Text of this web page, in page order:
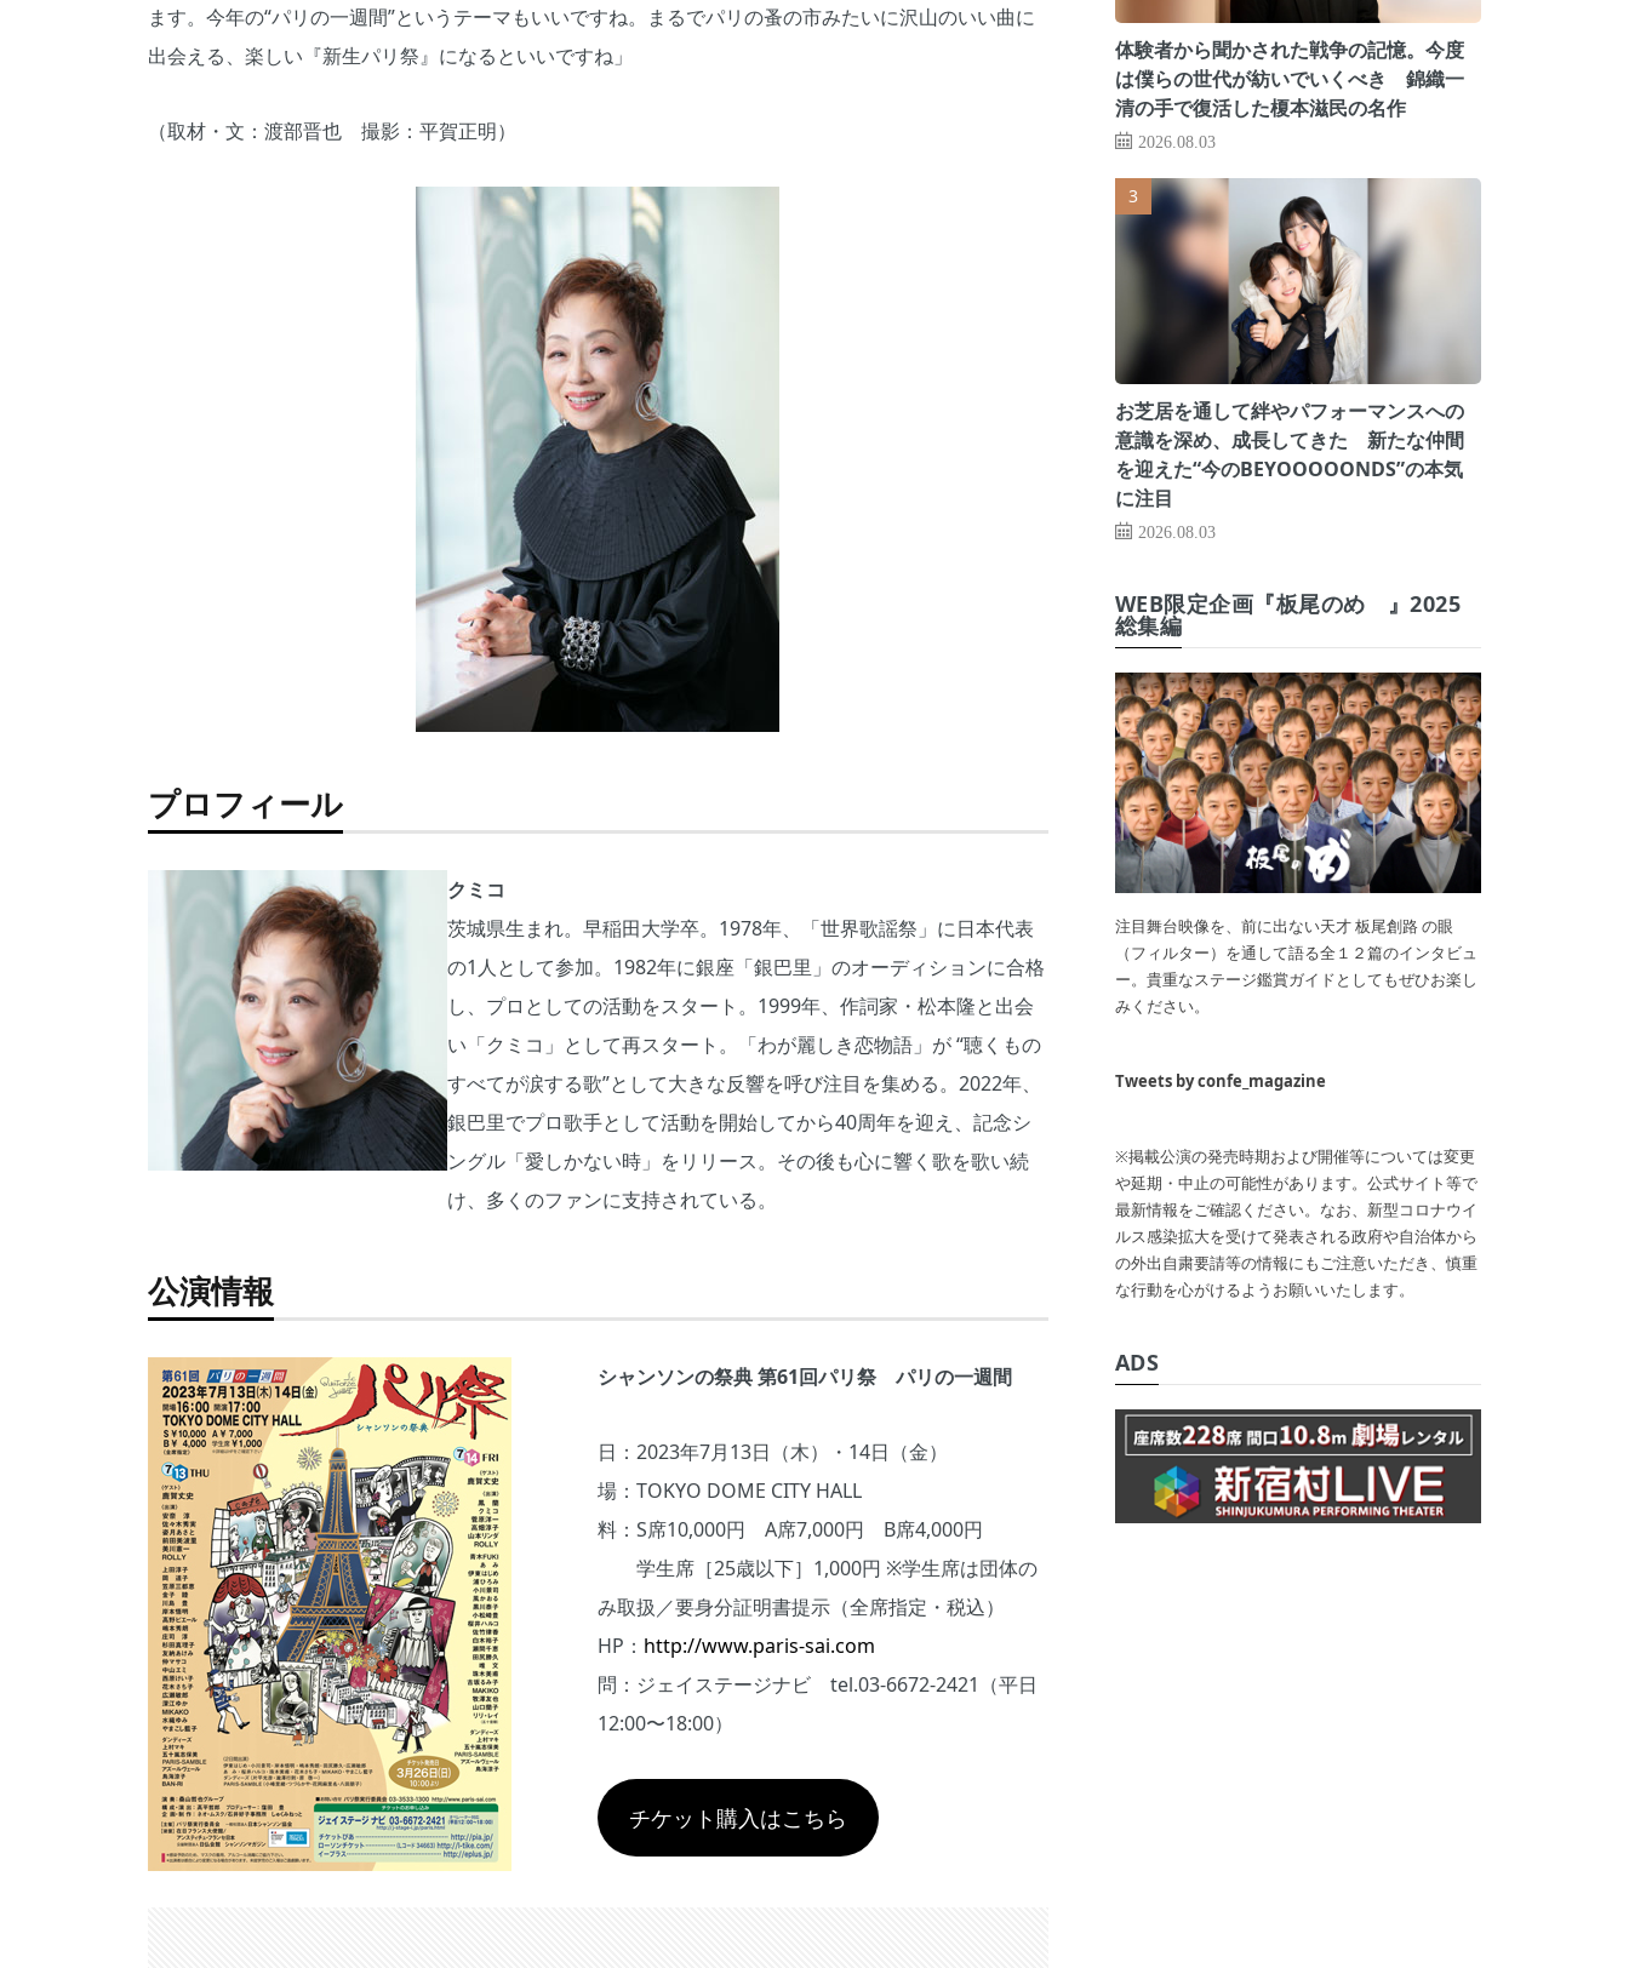
ます。今年の“パリの一週間”というテーマもいいですね。まるでパリの蚤の市みたいに沢山のいい曲に
出会える、楽しい『新生パリ祭』になるといいですね」
（取材・文：渡部晋也 撮影：平賀正明）
プロフィール
クミコ
茨城県生まれ。早稲田大学卒。1978年、「世界歌謡祭」に日本代表
の1人として参加。1982年に銀座「銀巴里」のオーディションに合格
し、プロとしての活動をスタート。1999年、作詞家・松本隆と出会
い「クミコ」として再スタート。「わが麗しき恋物語」が “聴くもの
すべてが涙する歌”として大きな反響を呼び注目を集める。2022年、
銀巴里でプロ歌手として活動を開始してから40周年を迎え、記念シ
ングル「愛しかない時」をリリース。その後も心に響く歌を歌い続
け、多くのファンに支持されている。
公演情報
シャンソンの祭典 第61回パリ祭 パリの一週間
日：2023年7月13日（木）・14日（金）
場：TOKYO DOME CITY HALL
料：S席10,000円 A席7,000円 B席4,000円
学生席［25歳以下］1,000円 ※学生席は団体の
み取扱／要身分証明書提示（全席指定・税込）
HP： http://www.paris-sai.com
問：ジェイステージナビ tel.03-6672-2421（平日
12:00〜18:00）
チケット購入はこちら
体験者から聞かされた戦争の記憶。今度
は僕らの世代が紡いでいくべき 錦織一
清の手で復活した榎本滋民の名作
2026.08.03
お芝居を通して絆やパフォーマンスへの
意識を深め、成長してきた 新たな仲間
を迎えた“今のBEYOOOOONDS”の本気
に注目
2026.08.03
WEB限定企画『板尾のめ゙』2025
総集編
注目舞台映像を、前に出ない天才 板尾創路 の眼
（フィルター）を通して語る全１２篇のインタビュ
ー。貴重なステージ鑑賞ガイドとしてもぜひお楽し
みください。
Tweets by confe_magazine
※掲載公演の発売時期および開催等については変更
や延期・中止の可能性があります。公式サイト等で
最新情報をご確認ください。なお、新型コロナウイ
ルス感染拡大を受けて発表される政府や自治体から
の外出自粛要請等の情報にもご注意いただき、慎重
な行動を心がけるようお願いいたします。
ADS